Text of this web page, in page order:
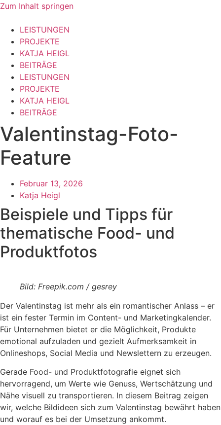
Zum Inhalt springen
LEISTUNGEN
PROJEKTE
KATJA HEIGL
BEITRÄGE
LEISTUNGEN
PROJEKTE
KATJA HEIGL
BEITRÄGE
Valentinstag-Foto-
Feature
Februar 13, 2026
Katja Heigl
Beispiele und Tipps für
thematische Food- und
Produktfotos
Bild: Freepik.com / gesrey
Der Valentinstag ist mehr als ein romantischer Anlass – er
ist ein fester Termin im Content- und Marketingkalender.
Für Unternehmen bietet er die Möglichkeit, Produkte
emotional aufzuladen und gezielt Aufmerksamkeit in
Onlineshops, Social Media und Newslettern zu erzeugen.
Gerade Food- und Produktfotografie eignet sich
hervorragend, um Werte wie Genuss, Wertschätzung und
Nähe visuell zu transportieren. In diesem Beitrag zeigen
wir, welche Bildideen sich zum Valentinstag bewährt haben
und worauf es bei der Umsetzung ankommt.